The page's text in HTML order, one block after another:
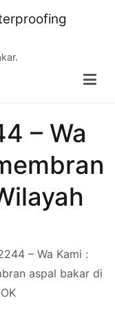
– Wa
– Wa Kami :
aspal bakar di